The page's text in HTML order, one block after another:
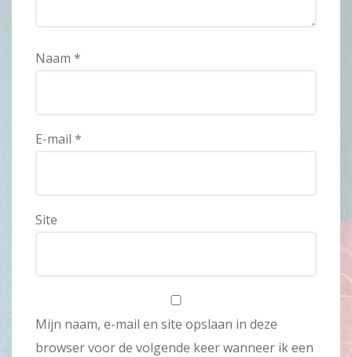
Naam *
E-mail *
Site
Mijn naam, e-mail en site opslaan in deze
browser voor de volgende keer wanneer ik een